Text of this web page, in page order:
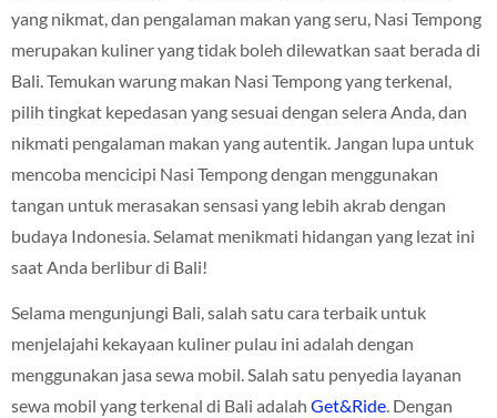
yang nikmat, dan pengalaman makan yang seru, Nasi Tempong
merupakan kuliner yang tidak boleh dilewatkan saat berada di
Bali. Temukan warung makan Nasi Tempong yang terkenal,
pilih tingkat kepedasan yang sesuai dengan selera Anda, dan
nikmati pengalaman makan yang autentik. Jangan lupa untuk
mencoba mencicipi Nasi Tempong dengan menggunakan
tangan untuk merasakan sensasi yang lebih akrab dengan
budaya Indonesia. Selamat menikmati hidangan yang lezat ini
saat Anda berlibur di Bali!
Selama mengunjungi Bali, salah satu cara terbaik untuk
menjelajahi kekayaan kuliner pulau ini adalah dengan
menggunakan jasa sewa mobil. Salah satu penyedia layanan
sewa mobil yang terkenal di Bali adalah Get&Ride. Dengan